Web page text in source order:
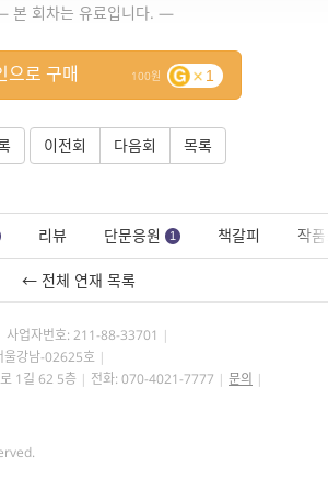
본 회차는 유료입니다. —
100 1
으로 구매
이전회 다음회 목록
리뷰 단문응원 1 책갈피 작
← 전체 연재 목록
사업자번호: 211-88-33701
울강남-02625호
1길 62 5층
전화: 070-4021-7777
문의